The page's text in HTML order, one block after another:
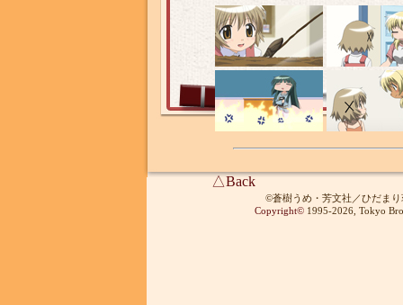
△Back
©蒼樹うめ・芳文社／ひだまり
Copyright© 1995-2026, Tokyo